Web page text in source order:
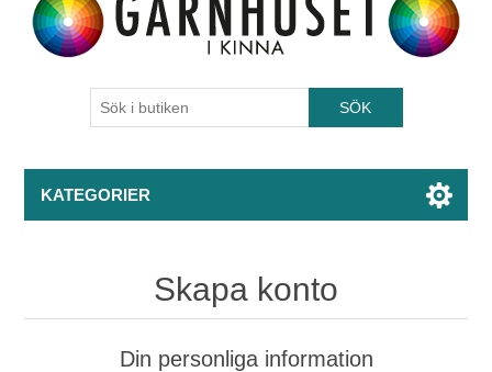
KATEGORIER
Skapa konto
Din personliga information